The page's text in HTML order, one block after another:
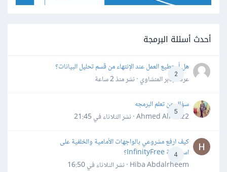
أحدث أسئلة البرمجة
2
هل أستطيع العمل عند الإنتهاء من قسم تحليل البيانات؟
عرفه جابر المنشاوي · نشرمنذ 2 ساعة
5
سؤال عن تعلم البرمجه
Ahmed Alhafiz2 · نشر
الثلاثاء في 21:45
4
كيف ارفع مشروعي بالواجهات الأمامية والخلفية على
استضافة InfinityFree؟
Hiba Abdalrheem · نشر
الثلاثاء في 16:50